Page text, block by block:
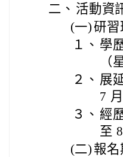
二、 活動資
(一)研習
１、 學
（
２、 展
7
３、 經
至
(二) 報